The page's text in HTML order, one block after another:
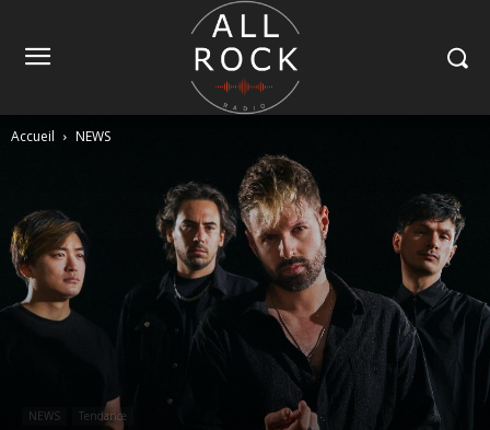
Accueil NEWS
NEWS Tendance